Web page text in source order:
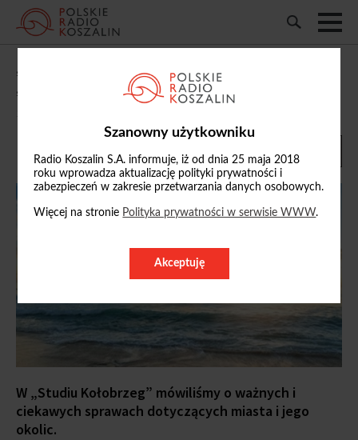
Szanowny użytkowniku
Radio Koszalin S.A. informuje, iż od dnia 25 maja 2018
roku wprowadza aktualizację polityki prywatności i
zabezpieczeń w zakresie przetwarzania danych osobowych.
Więcej na stronie Polityka prywatności w serwisie WWW.
Akceptuję
„Studio Kołobrzeg”: m.in. o akcji
„Sprzątamy Brzegi Parsęty”
W „Studiu Kołobrzeg” mówiliśmy o ważnych i
ciekawych sprawach dotyczących miasta i jego
okolic.